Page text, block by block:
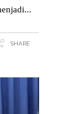
SHARE